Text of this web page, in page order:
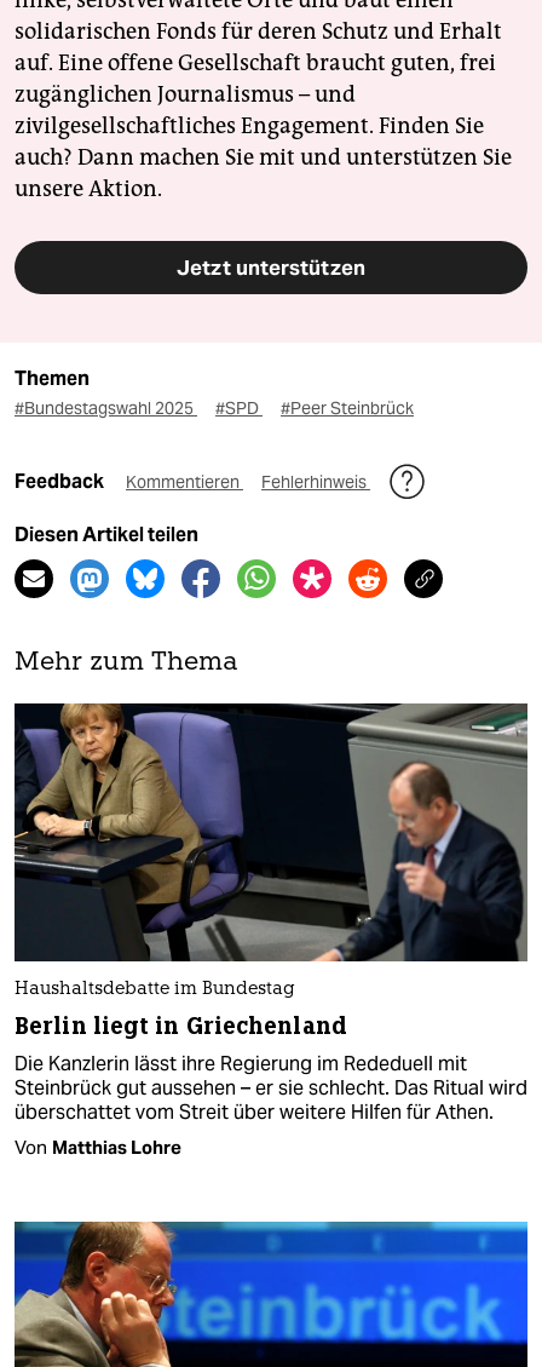
solidarischen Fonds für deren Schutz und Erhalt
auf. Eine offene Gesellschaft braucht guten, frei
zugänglichen Journalismus – und
zivilgesellschaftliches Engagement. Finden Sie
auch? Dann machen Sie mit und unterstützen Sie
unsere Aktion.
Jetzt unterstützen
Themen
#Bundestagswahl 2025 #SPD #Peer Steinbrück
Feedback Kommentieren Fehlerhinweis
Diesen Artikel teilen
Mehr zum Thema
Haushaltsdebatte im Bundestag
Berlin liegt in Griechenland
Die Kanzlerin lässt ihre Regierung im Rededuell mit
Steinbrück gut aussehen – er sie schlecht. Das Ritual wird
überschattet vom Streit über weitere Hilfen für Athen.
Von Matthias Lohre